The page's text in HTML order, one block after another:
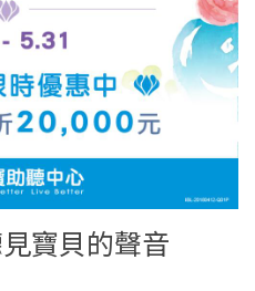
寶貝的聲音